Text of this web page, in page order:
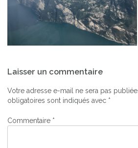
de
l’article
Laisser un commentaire
Votre adresse e-mail ne sera pas publiée.
obligatoires sont indiqués avec *
Commentaire *